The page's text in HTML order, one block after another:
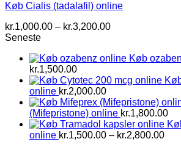
Køb Cialis (tadalafil) online
kr.1,000.00 – kr.3,200.00Prisinterval:
kr.3,200.00
Seneste
Køb
kr.1,500.00Prisinterval:
kr.800.00
til
kr.1,500.00
online kr.2,000.00
(Mifepristone) online kr.1,800.00
online kr.1,500.00 – kr.2,800.00